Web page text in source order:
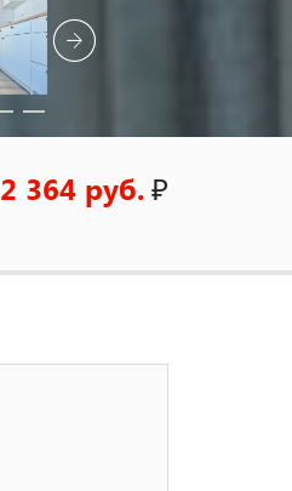
2 364 руб.₽